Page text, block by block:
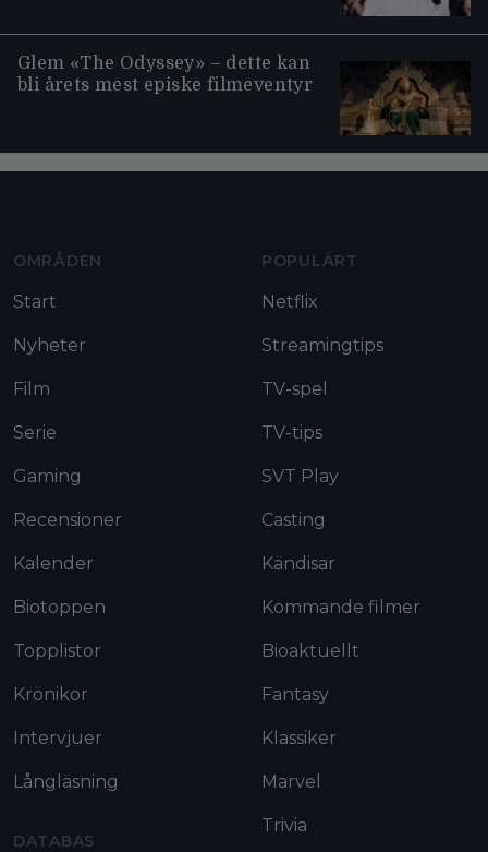
Glem «The Odyssey» – dette kan
bli årets mest episke filmeventyr
OMRÅDEN
Start
Nyheter
Film
Serie
Gaming
Recensioner
Kalender
Biotoppen
Topplistor
Krönikor
Intervjuer
Långläsning
DATABAS
POPULÄRT
Netflix
Streamingtips
TV-spel
TV-tips
SVT Play
Casting
Kändisar
Kommande filmer
Bioaktuellt
Fantasy
Klassiker
Marvel
Trivia